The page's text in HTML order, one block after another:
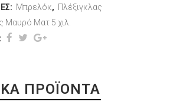
Μπρελόκ, Πλέξιγκλας
Μαυρό Ματ 5 χιλ.
ΠΡΟΪΌΝΤΑ